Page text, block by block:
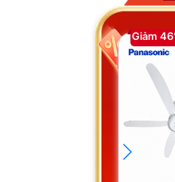
Giảm